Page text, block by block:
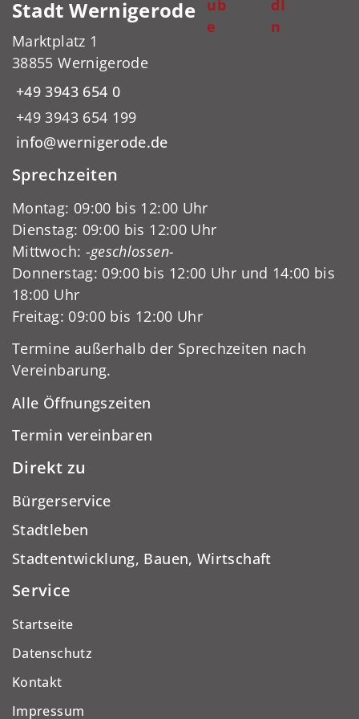
ub
e
dI
n
Stadt Wernigerode
Marktplatz 1
38855 Wernigerode
+49 3943 654 0
+49 3943 654 199
info@wernigerode.de
Sprechzeiten
Montag: 09:00 bis 12:00 Uhr
Dienstag: 09:00 bis 12:00 Uhr
Mittwoch: -geschlossen-
Donnerstag: 09:00 bis 12:00 Uhr und 14:00 bis
18:00 Uhr
Freitag: 09:00 bis 12:00 Uhr
Termine außerhalb der Sprechzeiten nach
Vereinbarung.
Alle Öffnungszeiten
Termin vereinbaren
Direkt zu
Bürgerservice
Stadtleben
Stadtentwicklung, Bauen, Wirtschaft
Service
Startseite
Datenschutz
Kontakt
Impressum